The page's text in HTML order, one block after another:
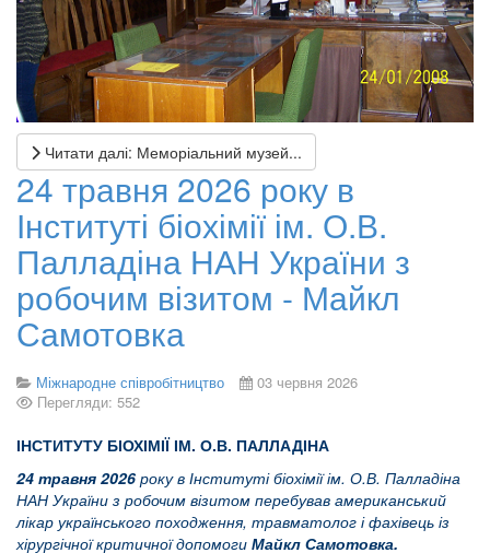
Читати далі: Меморіальний музей...
24 травня 2026 року в
Інституті біохімії ім. О.В.
Палладіна НАН України з
робочим візитом - Майкл
Самотовка
Міжнародне співробітництво
03 червня 2026
Перегляди: 552
ІНСТИТУТУ БІОХІМІЇ ІМ. О.В. ПАЛЛАДІНА
24 травня 2026 року в Інституті біохімії ім. О.В. Палладіна
НАН України з робочим візитом перебував американський
лікар українського походження, травматолог і фахівець із
хірургічної критичної допомоги Майкл Самотовка.